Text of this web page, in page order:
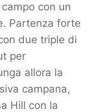
con un
Partenza forte
due triple di
per
allora la
campana,
Hill con la